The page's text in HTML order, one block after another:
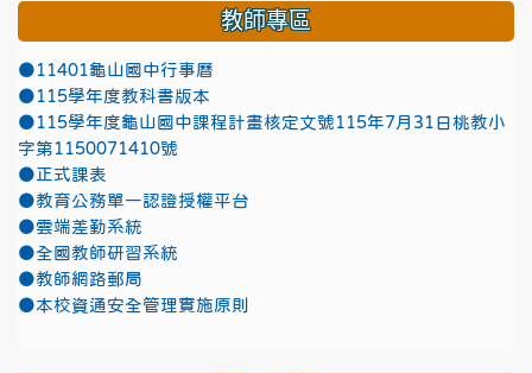
教師專區
●11401龜山國中行事曆
●115學年度教科書版本
●115學年度龜山國中課程計畫核定文號115年7月31日桃教小
字第1150071410號
●正式課表
●教育公務單一認證授權平台
●雲端差勤系統
●全國教師研習系統
●教師網路郵局
●本校資通安全管理實施原則